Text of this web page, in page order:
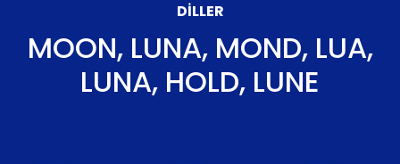
DILLER
MOON, LUNA, MOND, LUA,
LUNA, HOLD, LUNE